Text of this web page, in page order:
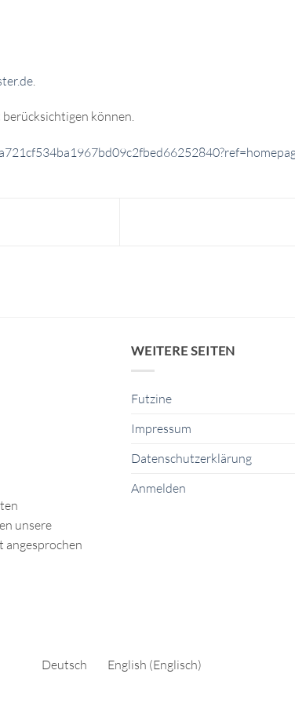
.
können.
unsere
angesprochen
WEITERE SEITEN
Futzine
Impressum
Datenschutzerklärung
Anmelden
Deutsch English (Englisch)